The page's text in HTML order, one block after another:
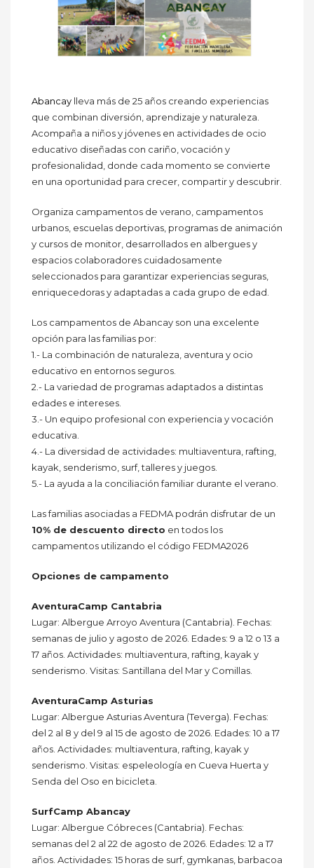
Abancay lleva más de 25 años creando experiencias
que combinan diversión, aprendizaje y naturaleza.
Acompaña a niños y jóvenes en actividades de ocio
educativo diseñadas con cariño, vocación y
profesionalidad, donde cada momento se convierte
en una oportunidad para crecer, compartir y descubrir.
Organiza campamentos de verano, campamentos
urbanos, escuelas deportivas, programas de animación
y cursos de monitor, desarrollados en albergues y
espacios colaboradores cuidadosamente
seleccionados para garantizar experiencias seguras,
enriquecedoras y adaptadas a cada grupo de edad.
Los campamentos de Abancay son una excelente
opción para las familias por:
1.- La combinación de naturaleza, aventura y ocio
educativo en entornos seguros.
2.- La variedad de programas adaptados a distintas
edades e intereses.
3.- Un equipo profesional con experiencia y vocación
educativa.
4.- La diversidad de actividades: multiaventura, rafting,
kayak, senderismo, surf, talleres y juegos.
5.- La ayuda a la conciliación familiar durante el verano.
Las familias asociadas a FEDMA podrán disfrutar de un
10% de descuento directo en todos los
campamentos utilizando el código FEDMA2026
Opciones de campamento
AventuraCamp Cantabria
Lugar: Albergue Arroyo Aventura (Cantabria). Fechas:
semanas de julio y agosto de 2026. Edades: 9 a 12 o 13 a
17 años. Actividades: multiaventura, rafting, kayak y
senderismo. Visitas: Santillana del Mar y Comillas.
AventuraCamp Asturias
Lugar: Albergue Asturias Aventura (Teverga). Fechas:
del 2 al 8 y del 9 al 15 de agosto de 2026. Edades: 10 a 17
años. Actividades: multiaventura, rafting, kayak y
senderismo. Visitas: espeleología en Cueva Huerta y
Senda del Oso en bicicleta.
SurfCamp Abancay
Lugar: Albergue Cóbreces (Cantabria). Fechas:
semanas del 2 al 22 de agosto de 2026. Edades: 12 a 17
años. Actividades: 15 horas de surf, gymkanas, barbacoa